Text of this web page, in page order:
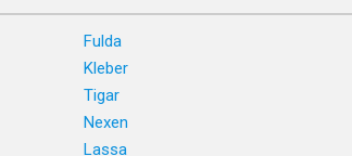
Fulda
Kleber
Tigar
Nexen
Lassa